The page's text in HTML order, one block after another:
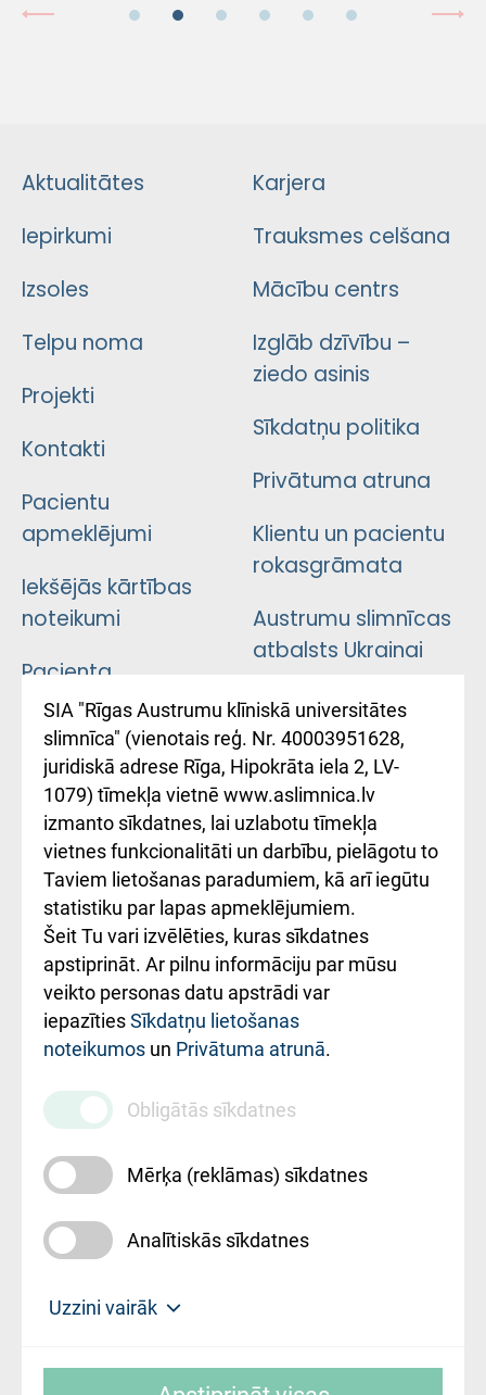
Aktualitātes
Iepirkumi
Izsoles
Telpu noma
Projekti
Kontakti
Pacientu
apmeklējumi
Iekšējās kārtības
noteikumi
Pacienta
atsauksmju/sūdzību
iesniegšanas
kārtība
Kā pie mums nokļūt
Rēķinu apmaksas
ceļvedis
Rekvizīti un
ārstniecības
iestādes kods
010000234
Maksas
pakalpojumu
cenrādis
Karjera
Trauksmes celšana
Mācību centrs
Izglāb dzīvību –
ziedo asinis
Sīkdatņu politika
Privātuma atruna
Klientu un pacientu
rokasgrāmata
Austrumu slimnīcas
atbalsts Ukrainai
Підтримка Східної
лікарні та співпраця з
Україною
SIA "Rīgas Austrumu klīniskā universitātes
slimnīca" (vienotais reģ. Nr. 40003951628,
juridiskā adrese Rīga, Hipokrāta iela 2, LV-
1079) tīmekļa vietnē www.aslimnica.lv
izmanto sīkdatnes, lai uzlabotu tīmekļa
vietnes funkcionalitāti un darbību, pielāgotu to
Taviem lietošanas paradumiem, kā arī iegūtu
statistiku par lapas apmeklējumiem.
Šeit Tu vari izvēlēties, kuras sīkdatnes
apstiprināt. Ar pilnu informāciju par mūsu
veikto personas datu apstrādi var
iepazītiesSīkdatņu lietošanas
noteikumos un Privātuma atrunā.
Obligātās sīkdatnes
Mērķa (reklāmas) sīkdatnes
Analītiskās sīkdatnes
Uzzini vairāk
slimnīca, turpmāk – Pārzinis, sīkdatņu